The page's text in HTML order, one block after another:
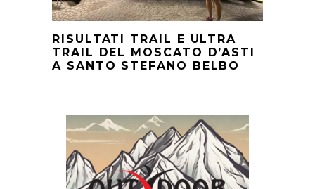
RISULTATI TRAIL E ULTRA
TRAIL DEL MOSCATO D’ASTI
A SANTO STEFANO BELBO